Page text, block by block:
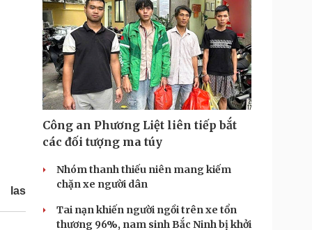
las
Công an Phương Liệt liên tiếp bắt
các đối tượng ma túy
Nhóm thanh thiếu niên mang kiếm
chặn xe người dân
Tai nạn khiến người ngồi trên xe tổn
thương 96%, nam sinh Bắc Ninh bị khởi